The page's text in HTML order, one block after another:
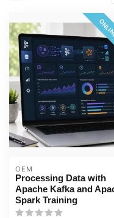
OEM
Processing Data with
Apache Kafka and
Spark Training